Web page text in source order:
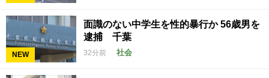
NEW
面識のない中学生を性的暴行か 56歳男を
逮捕 千葉
32分前 社会